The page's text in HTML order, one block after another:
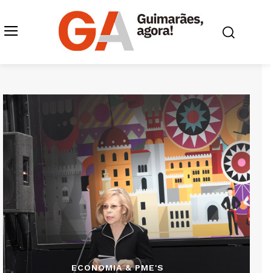
ECONOMIA & PME'S